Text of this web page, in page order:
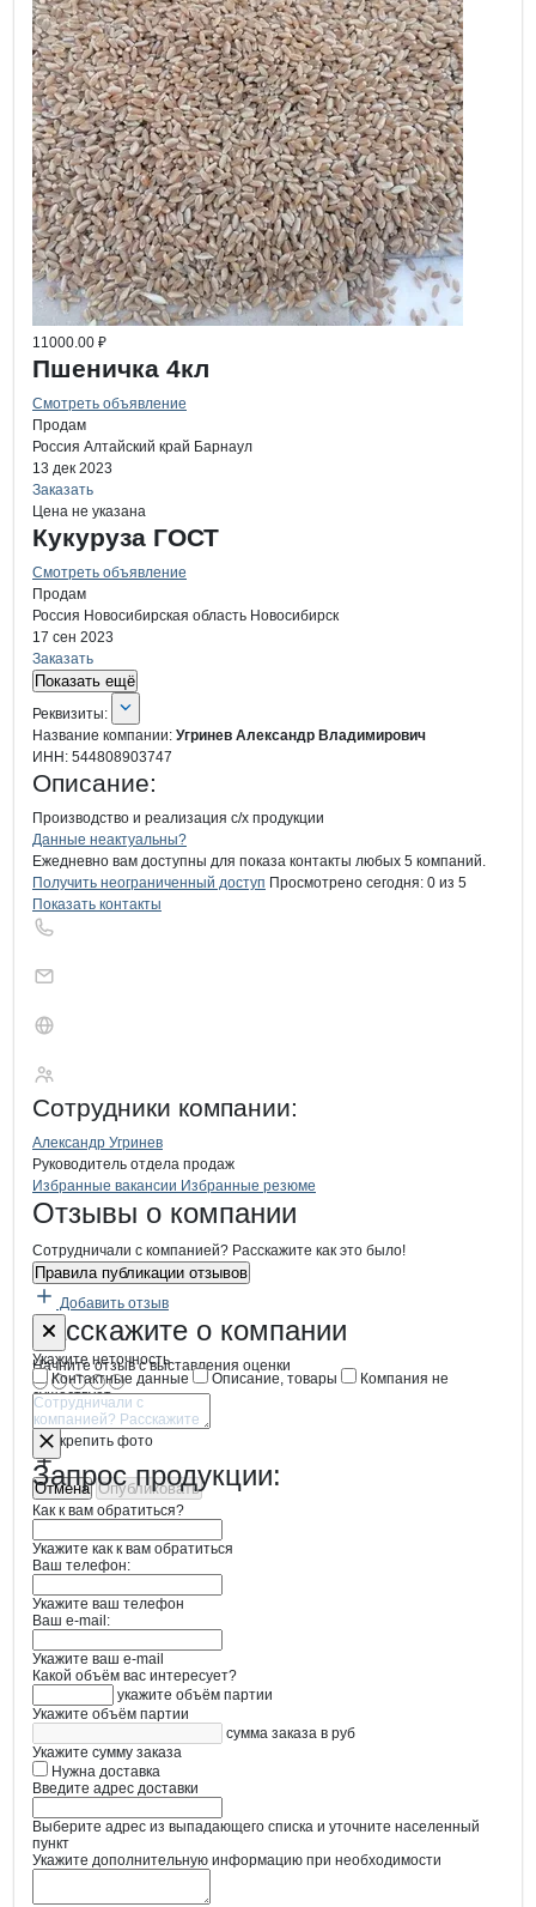
11000.00 ₽
Пшеничка 4кл
Смотреть объявление
Продам
Россия Алтайский край Барнаул
13 дек 2023
Заказать
Цена не указана
Кукуруза ГОСТ
Смотреть объявление
Продам
Россия Новосибирская область Новосибирск
17 сен 2023
Заказать
Показать ещё
О компании
Реквизиты
Реквизиты:
Название компании: Угринев Александр Владимирович
ИНН: 544808903747
Описание:
Производство и реализация с/х продукции
Контактыкомпании
+7(800)000-00-..
Данные неактуальны?
Ежедневно вам доступны для показа контакты любых 5 компаний.
Получить неограниченный доступ Просмотрено сегодня: 0 из 5
Показать контакты
Сотрудники компании:
Александр Угринев
Руководитель отдела продаж
Брендыкомпани Угринев
Вакансии вУгринев Александр
Избранные вакансии Избранные резюме
Новости oУгринев Александр
Отзывы о компании
Сотрудничали с компанией? Расскажите как это было!
Правила публикации отзывов
Добавить отзыв
Расскажите о компании
Начните отзыв с выставления оценки
Прикрепить фото
Отмена Опубликовать
Форма обратной связи о
Укажите неточность
Контактные данные
Описание, товары
Компания не
существует
Отмена Опубликовать
Запрос продукции:
Как к вам обратиться?
Укажите как к вам обратиться
Ваш телефон:
Укажите ваш телефон
Ваш e-mail:
Укажите ваш e-mail
Какой объём вас интересует?
укажите объём партии
Укажите объём партии
сумма заказа в руб
Укажите сумму заказа
Нужна доставка
Введите адрес доставки
Выберите адрес из выпадающего списка и уточните населенный
пункт
Укажите дополнительную информацию при необходимости